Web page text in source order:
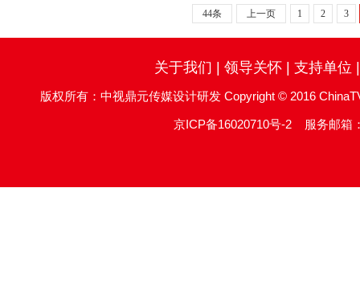
44条 上一页 1 2 3
关于我们 领导关怀| 支持单位
版权所有：中视鼎元传媒设计研发 Copyright © 2016
京ICP备16020710号-2 服务邮箱